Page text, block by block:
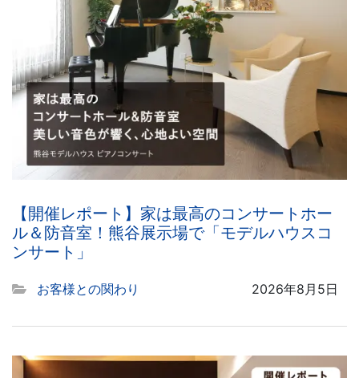
【開催レポート】家は最高のコンサートホー
ル＆防音室！熊谷展示場で「モデルハウスコ
ンサート」
お客様との関わり 2026年8月5日